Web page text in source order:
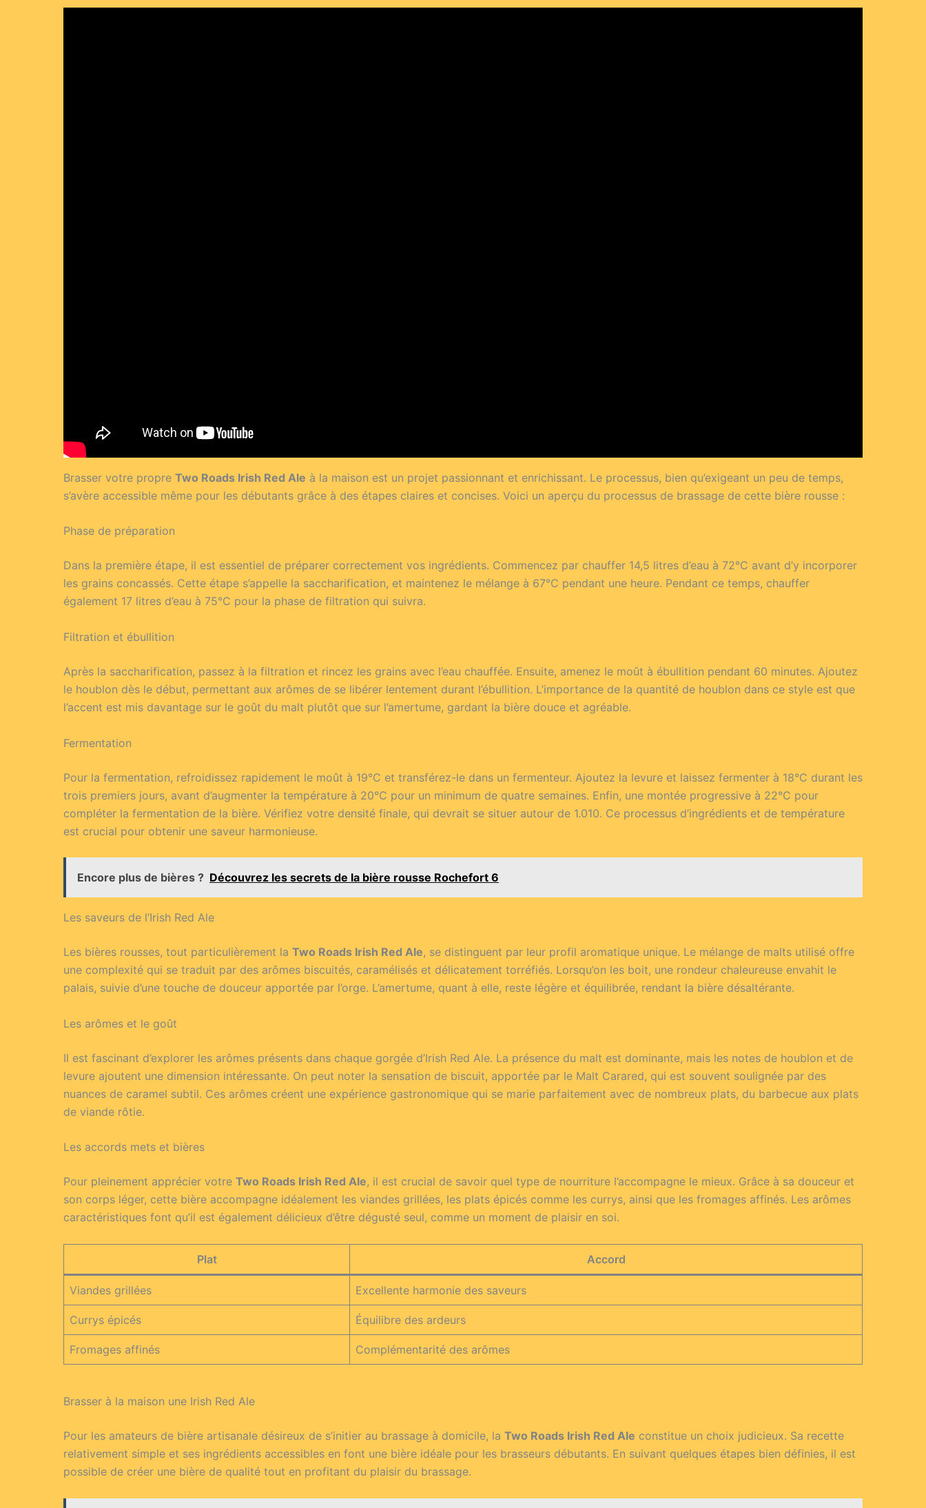
Brasser votre propre Two Roads Irish Red Ale à la maison est un projet passionnant et enrichissant. Le processus, bien qu’exigeant un peu de temps,
s’avère accessible même pour les débutants grâce à des étapes claires et concises. Voici un aperçu du processus de brassage de cette bière rousse :
Phase de préparation
Dans la première étape, il est essentiel de préparer correctement vos ingrédients. Commencez par chauffer 14,5 litres d’eau à 72°C avant d’y incorporer
les grains concassés. Cette étape s’appelle la saccharification, et maintenez le mélange à 67°C pendant une heure. Pendant ce temps, chauffer
également 17 litres d’eau à 75°C pour la phase de filtration qui suivra.
Filtration et ébullition
Après la saccharification, passez à la filtration et rincez les grains avec l’eau chauffée. Ensuite, amenez le moût à ébullition pendant 60 minutes. Ajoutez
le houblon dès le début, permettant aux arômes de se libérer lentement durant l’ébullition. L’importance de la quantité de houblon dans ce style est que
l’accent est mis davantage sur le goût du malt plutôt que sur l’amertume, gardant la bière douce et agréable.
Fermentation
Pour la fermentation, refroidissez rapidement le moût à 19°C et transférez-le dans un fermenteur. Ajoutez la levure et laissez fermenter à 18°C durant les
trois premiers jours, avant d’augmenter la température à 20°C pour un minimum de quatre semaines. Enfin, une montée progressive à 22°C pour
compléter la fermentation de la bière. Vérifiez votre densité finale, qui devrait se situer autour de 1.010. Ce processus d’ingrédients et de température
est crucial pour obtenir une saveur harmonieuse.
Encore plus de bières ? Découvrez les secrets de la bière rousse Rochefort 6
Les saveurs de l’Irish Red Ale
Les bières rousses, tout particulièrement la Two Roads Irish Red Ale, se distinguent par leur profil aromatique unique. Le mélange de malts utilisé offre
une complexité qui se traduit par des arômes biscuités, caramélisés et délicatement torréfiés. Lorsqu’on les boit, une rondeur chaleureuse envahit le
palais, suivie d’une touche de douceur apportée par l’orge. L’amertume, quant à elle, reste légère et équilibrée, rendant la bière désaltérante.
Les arômes et le goût
Il est fascinant d’explorer les arômes présents dans chaque gorgée d’Irish Red Ale. La présence du malt est dominante, mais les notes de houblon et de
levure ajoutent une dimension intéressante. On peut noter la sensation de biscuit, apportée par le Malt Carared, qui est souvent soulignée par des
nuances de caramel subtil. Ces arômes créent une expérience gastronomique qui se marie parfaitement avec de nombreux plats, du barbecue aux plats
de viande rôtie.
Les accords mets et bières
Pour pleinement apprécier votre Two Roads Irish Red Ale, il est crucial de savoir quel type de nourriture l’accompagne le mieux. Grâce à sa douceur et
son corps léger, cette bière accompagne idéalement les viandes grillées, les plats épicés comme les currys, ainsi que les fromages affinés. Les arômes
caractéristiques font qu’il est également délicieux d’être dégusté seul, comme un moment de plaisir en soi.
Plat Accord
Viandes grillées Excellente harmonie des saveurs
Currys épicés Équilibre des ardeurs
Fromages affinés Complémentarité des arômes
Brasser à la maison une Irish Red Ale
Pour les amateurs de bière artisanale désireux de s’initier au brassage à domicile, la Two Roads Irish Red Ale constitue un choix judicieux. Sa recette
relativement simple et ses ingrédients accessibles en font une bière idéale pour les brasseurs débutants. En suivant quelques étapes bien définies, il est
possible de créer une bière de qualité tout en profitant du plaisir du brassage.